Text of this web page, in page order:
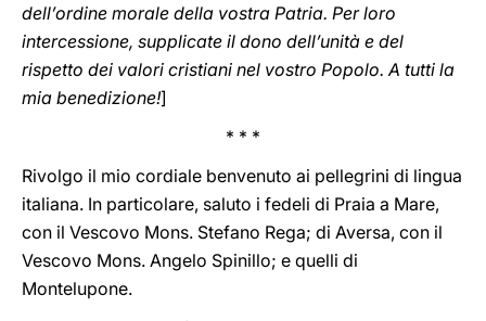
dell’ordine morale della vostra Patria. Per loro
intercessione, supplicate il dono dell’unità e del
rispetto dei valori cristiani nel vostro Popolo. A tutti la
mia benedizione!]
* * *
Rivolgo il mio cordiale benvenuto ai pellegrini di lingua
italiana. In particolare, saluto i fedeli di Praia a Mare,
con il Vescovo Mons. Stefano Rega; di Aversa, con il
Vescovo Mons. Angelo Spinillo; e quelli di
Montelupone.